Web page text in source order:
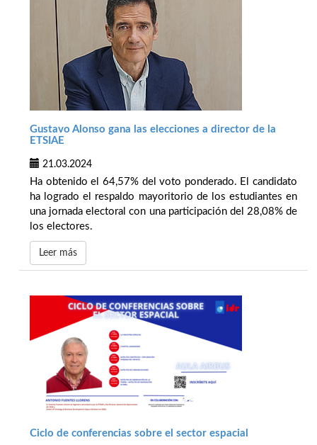
Gustavo Alonso gana las elecciones a director de la
ETSIAE
21.03.2024
Ha obtenido el 64,57% del voto ponderado. El candidato
ha logrado el respaldo mayoritorio de los estudiantes en
una jornada electoral con una participación del 28,08% de
los electores.
Leer más
Ciclo de conferencias sobre el sector espacial